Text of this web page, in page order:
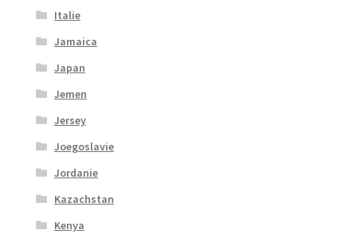
Italie
Jamaica
Japan
Jemen
Jersey
Joegoslavie
Jordanie
Kazachstan
Kenya